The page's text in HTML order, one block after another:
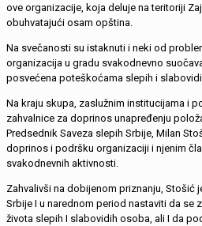
ove organizacije, koja deluje na teritoriji
obuhvatajući osam opština.
Na svečanosti su istaknuti i neki od
organizacija u gradu svakodnevno
posvećena poteškoćama slepih i
Na kraju skupa, zaslužnim institucijama i
zahvalnice za doprinos unapređenju
Predsednik Saveza slepih Srbije, Milan
doprinos i podršku organizaciji i njenim
svakodnevnih aktivnosti.
Zahvalivši na dobijenom priznanju, Stošić
Srbije I u narednom period nastaviti da se
života slepih I slabovidih osoba, ali I da